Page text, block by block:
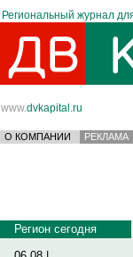
Региональный журнал
www.dvkapital.ru
О КОМПАНИИ РЕКЛАМА
Регион сегодня